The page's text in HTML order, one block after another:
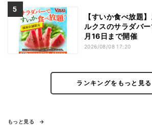
【すいか食べ放題
ルクスのサラダバ
月16日まで開催
2026/08/08 17:20
ランキングをもっと見る
もっと見る